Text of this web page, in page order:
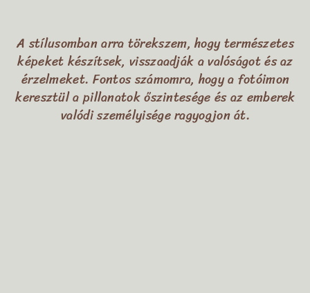
A stílusomban arra törekszem, hogy természetes
képeket készítsek, visszaadják a valóságot és az
érzelmeket. Fontos számomra, hogy a fotóimon
keresztül a pillanatok őszintesége és az emberek
valódi személyisége ragyogjon át.